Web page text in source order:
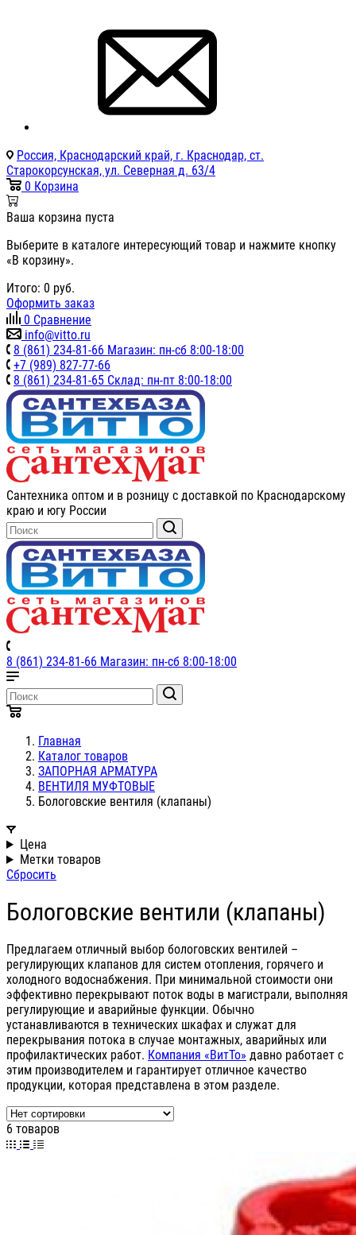
Россия, Краснодарский край, г. Краснодар, ст.
Старокорсунская, ул. Северная д. 63/4
0 Корзина
Ваша корзина пуста
Выберите в каталоге интересующий товар и нажмите кнопку
«В корзину».
Итого: 0 руб.
Оформить заказ
0 Сравнение
info@vitto.ru
8 (861) 234-81-66 Магазин: пн-сб 8:00-18:00
+7 (989) 827-77-66
8 (861) 234-81-65 Склад: пн-пт 8:00-18:00
Сантехника оптом и в розницу с доставкой по Краснодарскому
краю и югу России
8 (861) 234-81-66 Магазин: пн-сб 8:00-18:00
Главная
Каталог товаров
ЗАПОРНАЯ АРМАТУРА
ВЕНТИЛЯ МУФТОВЫЕ
Бологовские вентиля (клапаны)
Цена
Метки товаров
Сбросить
Бологовские вентили (клапаны)
Предлагаем отличный выбор бологовских вентилей –
регулирующих клапанов для систем отопления, горячего и
холодного водоснабжения. При минимальной стоимости они
эффективно перекрывают поток воды в магистрали, выполняя
регулирующие и аварийные функции. Обычно
устанавливаются в технических шкафах и служат для
перекрывания потока в случае монтажных, аварийных или
профилактических работ. Компания «ВитТо» давно работает с
этим производителем и гарантирует отличное качество
продукции, которая представлена в этом разделе.
6 товаров